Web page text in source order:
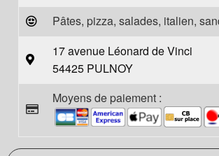
Pâtes, pizza, salades, italien,
17 avenue Léonard de Vinci
54425 PULNOY
Moyens de paiement :